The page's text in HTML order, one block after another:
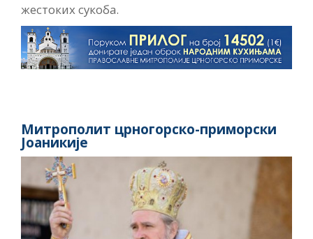
жестоких сукоба.
Митрополит црногорско-приморски
Јоаникије